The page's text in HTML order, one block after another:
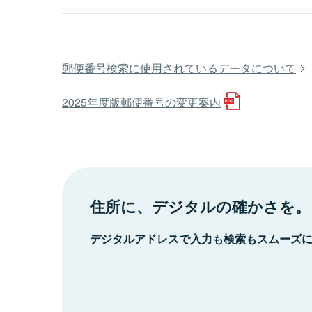
郵便番号検索に使用されているデータについて
2025年度版郵便番号の変更案内
住所に、デジタルの確かさを。
デジタルアドレスで入力も検索もスムーズ